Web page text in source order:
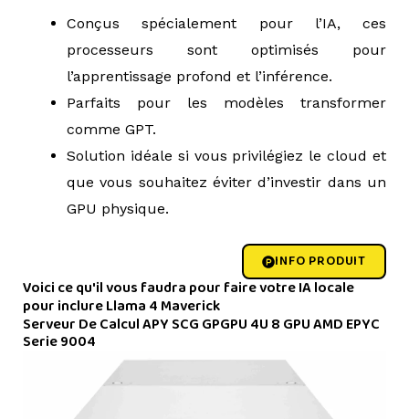
Conçus spécialement pour l’IA, ces
processeurs sont optimisés pour
l’apprentissage profond et l’inférence.
Parfaits pour les modèles transformer
comme GPT.
Solution idéale si vous privilégiez le cloud et
que vous souhaitez éviter d’investir dans un
GPU physique.
INFO PRODUIT
Voici ce qu'il vous faudra pour faire votre IA locale
pour inclureLlama 4 Maverick
Serveur De Calcul APY SCG GPGPU 4U 8 GPU AMD EPYC
Serie 9004